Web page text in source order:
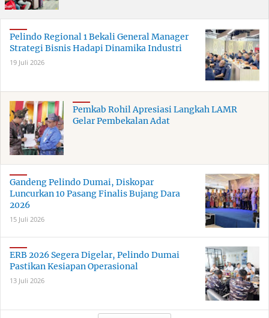
Pelindo Regional 1 Bekali General Manager
Strategi Bisnis Hadapi Dinamika Industri
19 Juli 2026
Pemkab Rohil Apresiasi Langkah LAMR
Gelar Pembekalan Adat
Gandeng Pelindo Dumai, Diskopar
Luncurkan 10 Pasang Finalis Bujang Dara
2026
15 Juli 2026
ERB 2026 Segera Digelar, Pelindo Dumai
Pastikan Kesiapan Operasional
13 Juli 2026